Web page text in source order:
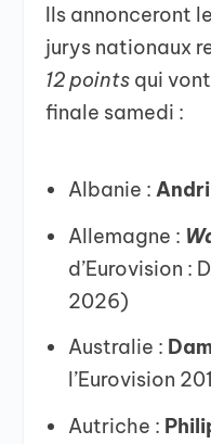
Ils annonceront
jurys nationaux
12 points qui
finale samedi :
Albanie :
Allemagne :
d’Eurovision :
2026)
Australie :
l’Eurovision
Autriche :